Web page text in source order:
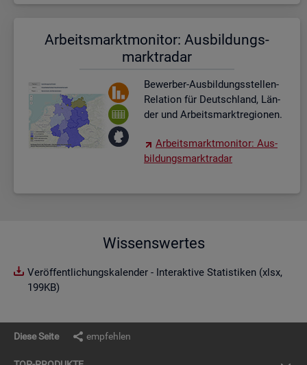
Ar­beits­markt­mo­ni­tor: Aus­bil­dungs­
markt­ra­dar
Be­wer­ber-Aus­bil­dungs­stel­len-
Re­la­ti­on für Deutsch­land, Län­
der und Ar­beits­markt­re­gio­nen.
Ar­beits­markt­mo­ni­tor: Aus­
bil­dungs­markt­ra­dar
Wissenswertes
Veröffentlichungskalender - Interaktive Statistiken (xlsx,
199KB)
Diese Seite empfehlen